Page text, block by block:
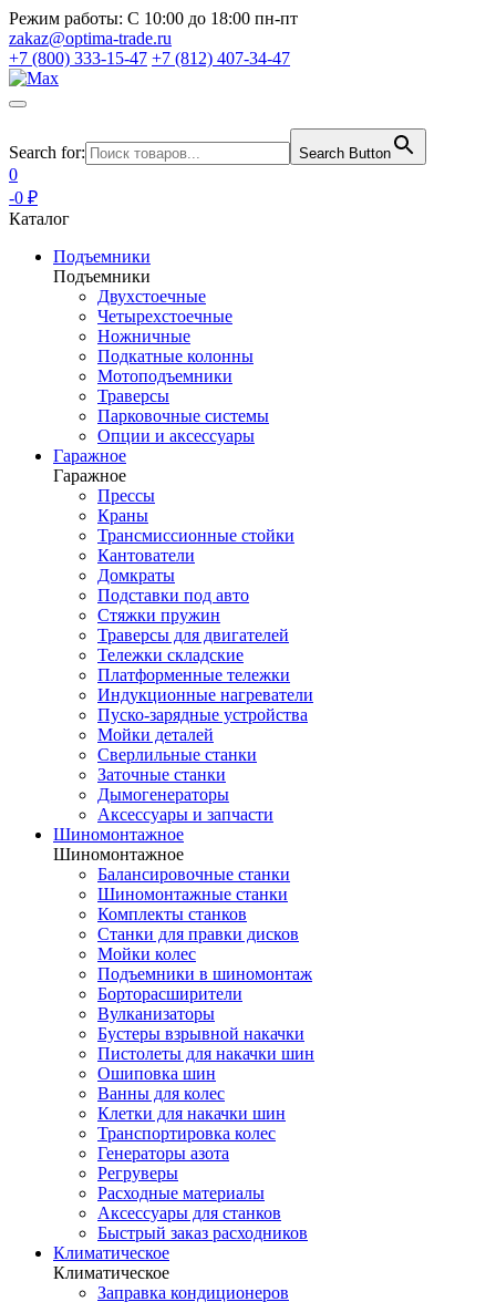
Режим работы: С 10:00 до 18:00 пн-пт
zakaz@optima-trade.ru
+7 (800) 333-15-47 +7 (812) 407-34-47
Search for: Search Button
0
-0 ₽
Каталог
Подъемники
Подъемники
Двухстоечные
Четырехстоечные
Ножничные
Подкатные колонны
Мотоподъемники
Траверсы
Парковочные системы
Опции и аксессуары
Гаражное
Гаражное
Прессы
Краны
Трансмиссионные стойки
Кантователи
Домкраты
Подставки под авто
Стяжки пружин
Траверсы для двигателей
Тележки складские
Платформенные тележки
Индукционные нагреватели
Пуско-зарядные устройства
Мойки деталей
Сверлильные станки
Заточные станки
Дымогенераторы
Аксессуары и запчасти
Шиномонтажное
Шиномонтажное
Балансировочные станки
Шиномонтажные станки
Комплекты станков
Станки для правки дисков
Мойки колес
Подъемники в шиномонтаж
Борторасширители
Вулканизаторы
Бустеры взрывной накачки
Пистолеты для накачки шин
Ошиповка шин
Ванны для колес
Клетки для накачки шин
Транспортировка колес
Генераторы азота
Регруверы
Расходные материалы
Аксессуары для станков
Быстрый заказ расходников
Климатическое
Климатическое
Заправка кондиционеров